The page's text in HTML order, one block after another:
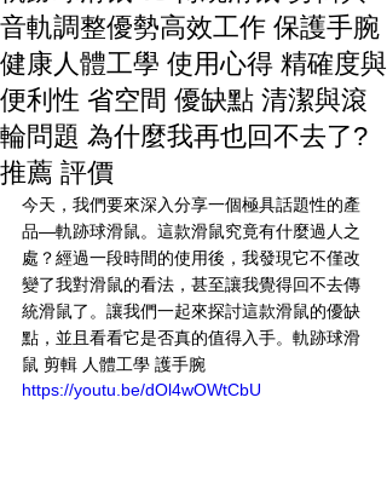
音軌調整優勢高效工作 保護手腕
健康人體工學 使用心得 精確度與
便利性 省空間 優缺點 清潔與滾
輪問題 為什麼我再也回不去了?
推薦 評價
今天，我們要來深入分享一個極具話題性的產
品—軌跡球滑鼠。這款滑鼠究竟有什麼過人之
處？經過一段時間的使用後，我發現它不僅改
變了我對滑鼠的看法，甚至讓我覺得回不去傳
統滑鼠了。讓我們一起來探討這款滑鼠的優缺
點，並且看看它是否真的值得入手。軌跡球滑
鼠 剪輯 人體工學 護手腕
https://youtu.be/dOl4wOWtCbU